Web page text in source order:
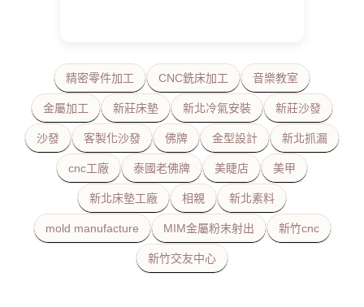
精密零件加工 CNC銑床加工 音樂教室
金屬加工 新莊床墊 新北冷氣安裝 新莊沙發
沙發 客製化沙發 佛牌 金型設計 新北抓漏
cnc工廠 泰國老佛牌 美睫店 美甲
新北床墊工廠 相親 新北素料
mold manufacture MIM金屬粉末射出 新竹cnc
新竹交友中心